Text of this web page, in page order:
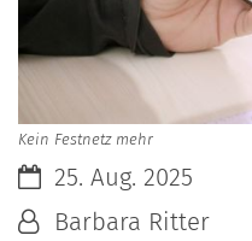
Kein Festnetz mehr
Datum:25. Aug. 2025
Von:Barbara Ritter